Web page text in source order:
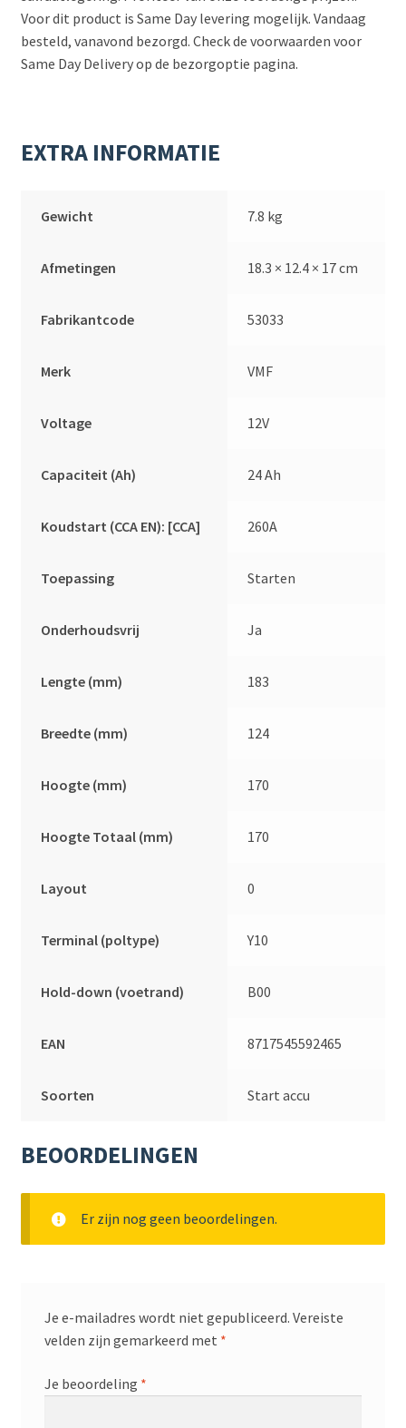
Voor dit product is Same Day levering mogelijk. Vandaag
besteld, vanavond bezorgd. Check de voorwaarden voor
Same Day Delivery op de bezorgoptie pagina.
EXTRA INFORMATIE
Gewicht 7.8 kg
Afmetingen 18.3 × 12.4 × 17 cm
Fabrikantcode 53033
Merk VMF
Voltage 12V
Capaciteit (Ah) 24 Ah
Koudstart (CCA EN): [CCA] 260A
Toepassing Starten
Onderhoudsvrij Ja
Lengte (mm) 183
Breedte (mm) 124
Hoogte (mm) 170
Hoogte Totaal (mm) 170
Layout 0
Terminal (poltype) Y10
Hold-down (voetrand) B00
EAN 8717545592465
Soorten Start accu
BEOORDELINGEN
Er zijn nog geen beoordelingen.
Je e-mailadres wordt niet gepubliceerd. Vereiste
velden zijn gemarkeerd met *
Je beoordeling *